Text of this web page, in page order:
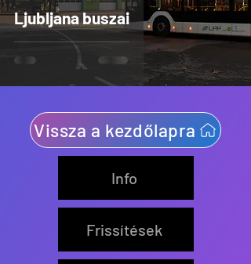
Ljubljana buszai
Vissza a kezdőlapra
Info
Frissítések